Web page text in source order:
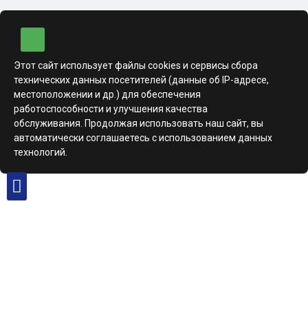
Этот сайт использует файлы cookies и сервисы сбора
технических данных посетителей (данные об IP-адресе,
местоположении и др.) для обеспечения
работоспособности и улучшения качества
обслуживания. Продолжая использовать наш сайт, вы
автоматически соглашаетесь с использованием данных
технологий.